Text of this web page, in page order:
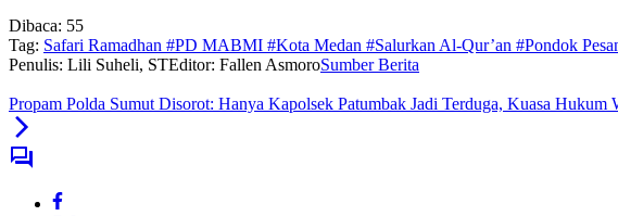
Dibaca: 55
Tag: Safari Ramadhan #PD MABMI #Kota Medan #Salurkan Al-Qur’an #Pondok
Penulis: Lili Suheli, STEditor: Fallen AsmoroSumber Berita
Propam Polda Sumut Disorot: Hanya Kapolsek Patumbak Jadi Terduga, Kuasa Hukum